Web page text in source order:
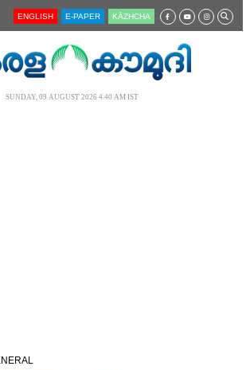
ENGLISH E-PAPER KĀZHCHA
SUNDAY, 09 AUGUST 2026 4.40 AM IST